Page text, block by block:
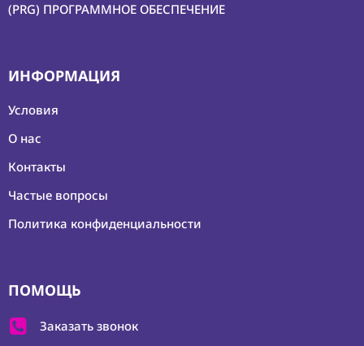
(PRG) ПРОГРАММНОЕ ОБЕСПЕЧЕНИЕ
ИНФОРМАЦИЯ
Условия
О нас
Контакты
Частые вопросы
Политика конфиденциальности
ПОМОЩЬ
Заказать звонок